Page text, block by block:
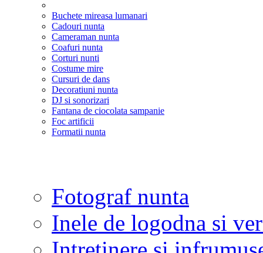
Buchete mireasa lumanari
Cadouri nunta
Cameraman nunta
Coafuri nunta
Corturi nunti
Costume mire
Cursuri de dans
Decoratiuni nunta
DJ si sonorizari
Fantana de ciocolata sampanie
Foc artificii
Formatii nunta
Fotograf nunta
Inele de logodna si